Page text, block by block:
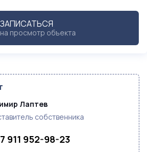
ЗАПИСАТЬСЯ
на просмотр объекта
Лаптев
собственника
911 952-98-23